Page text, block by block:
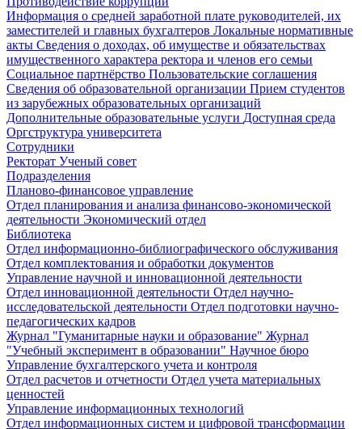
Информация о средней заработной плате руководителей, их
заместителей и главных бухгалтеров Локальные нормативные
акты Сведения о доходах, об имуществе и обязательствах
имущественного характера ректора и членов его семьи
Социальное партнёрство Пользовательские соглашения
Сведения об образовательной организации Прием студентов
из зарубежных образовательных организаций
Дополнительные образовательные услуги Доступная среда
Оргструктура университета
Сотрудники
Ректорат Ученый совет
Подразделения
Планово-финансовое управление
Отдел планирования и анализа финансово-экономической
деятельности Экономический отдел
Библиотека
Отдел информационно-библиографического обслуживания
Отдел комплектования и обработки документов
Управление научной и инновационной деятельности
Отдел инновационной деятельности Отдел научно-
исследовательской деятельности Отдел подготовки научно-
педагогических кадров
Журнал "Гуманитарные науки и образование" Журнал
"Учебный эксперимент в образовании" Научное бюро
Управление бухгалтерского учета и контроля
Отдел расчетов и отчетности Отдел учета материальных
ценностей
Управление информационных технологий
Отдел информационных систем и цифровой трансформации